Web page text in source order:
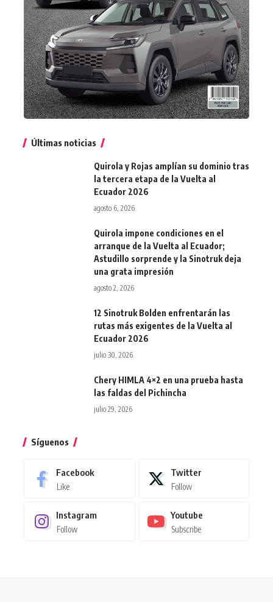
Últimas noticias
Quirola y Rojas amplían su dominio tras
la tercera etapa de la Vuelta al
Ecuador 2026
agosto 6, 2026
Quirola impone condiciones en el
arranque de la Vuelta al Ecuador;
Astudillo sorprende y la Sinotruk deja
una grata impresión
agosto 2, 2026
12 Sinotruk Bolden enfrentarán las
rutas más exigentes de la Vuelta al
Ecuador 2026
julio 30, 2026
Chery HIMLA 4×2 en una prueba hasta
las faldas del Pichincha
julio 29, 2026
Síguenos
Facebook
Like
Twitter
Follow
Instagram
Follow
Youtube
Subscribe